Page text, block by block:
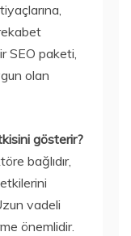
SEO paketi,
olan
gösterir?
bağlıdır,
vadeli
önemlidir.